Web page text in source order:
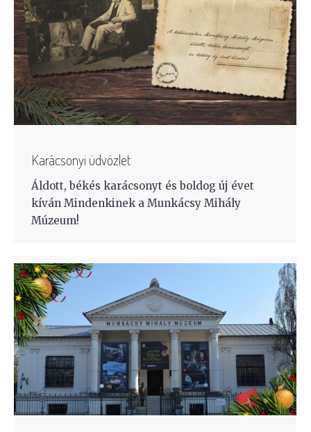
Karácsonyi üdvözlet
Áldott, békés karácsonyt és boldog új évet
kíván Mindenkinek a Munkácsy Mihály
Múzeum!